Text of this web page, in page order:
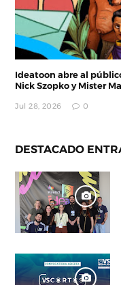
Ideatoon abre al
Nick Szopko y Mister
Jul 28, 2026 0
DESTACADO